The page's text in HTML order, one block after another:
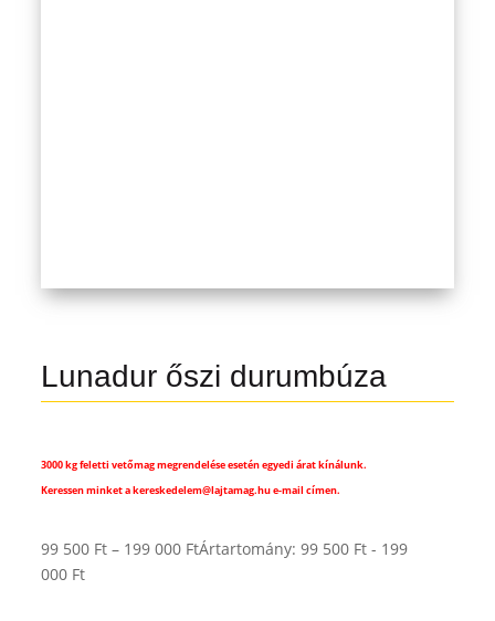
Lunadur őszi durumbúza
3000 kg feletti vetőmag megrendelése esetén egyedi árat kínálunk.
Keressen minket a kereskedelem@lajtamag.hu e-mail címen.
99 500 Ft – 199 000 FtÁrtartomány: 99 500 Ft - 199
000 Ft